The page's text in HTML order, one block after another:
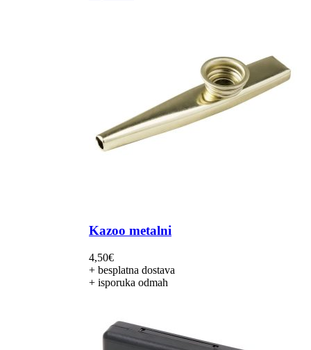
Kazoo metalni
4,50€
+ besplatna dostava
+ isporuka odmah